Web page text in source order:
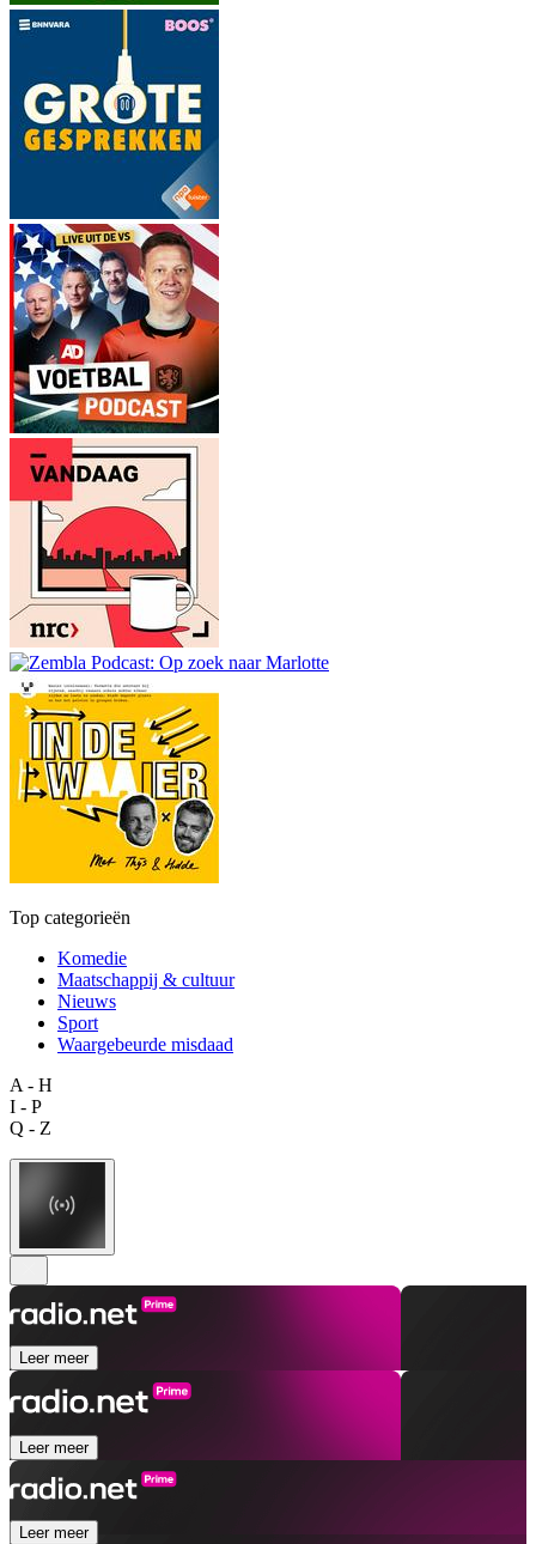
Top categorieën
Komedie
Maatschappij & cultuur
Nieuws
Sport
Waargebeurde misdaad
A - H
I - P
Q - Z
Leer meer
Leer meer
Leer meer